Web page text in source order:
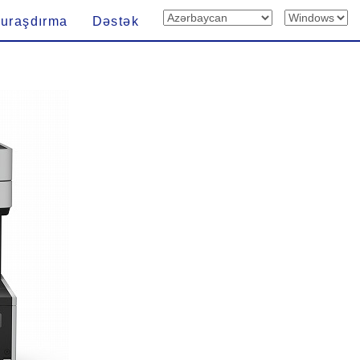
Dəstək